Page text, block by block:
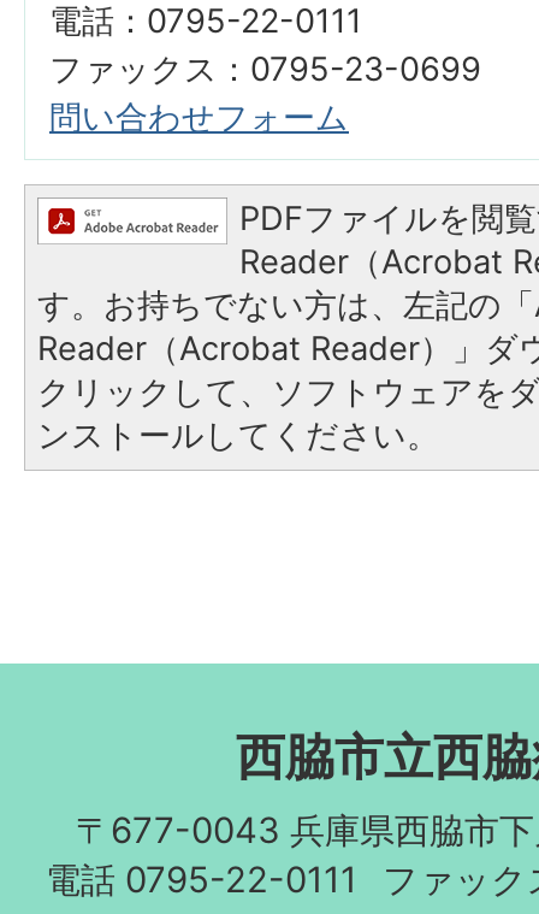
電話：0795-22-0111
ファックス：0795-23-0699
問い合わせフォーム
PDFファイルを閲
Reader（Acrobat
す。お持ちでない方は、左記の
Reader（Acrobat Reader）」ダ
クリックして、ソフトウェアを
ンストールしてください。
西脇市立西
〒677-0043 兵庫県西脇市
電話 0795-22-0111
ファッ